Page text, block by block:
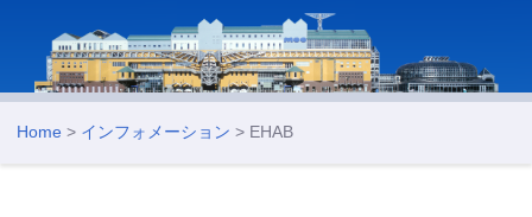
Home > インフォメーション > EHAB